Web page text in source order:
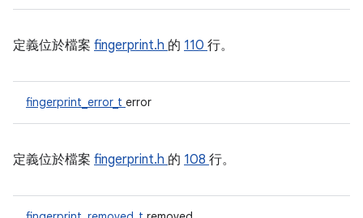
定義位於檔案 fingerprint.h 的 110 行。
fingerprint_error_t error
定義位於檔案 fingerprint.h 的 108 行。